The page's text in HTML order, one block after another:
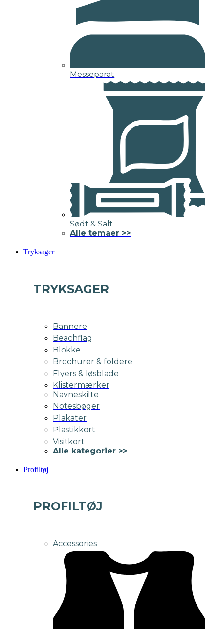
Messeparat
Sødt & Salt
Alle temaer >>
Tryksager
TRYKSAGER
Bannere
Beachflag
Blokke
Brochurer & foldere
Flyers & løsblade
Klistermærker
Navneskilte
Notesbøger
Plakater
Plastikkort
Visitkort
Alle kategorier >>
Profiltøj
PROFILTØJ
Accessories